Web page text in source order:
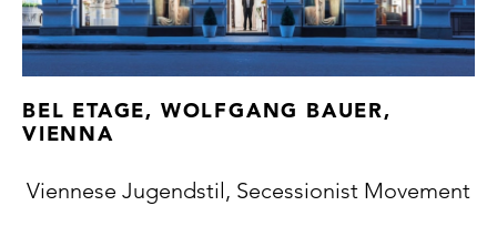
BEL ETAGE, WOLFGANG BAUER,
VIENNA
Viennese Jugendstil, Secessionist Movement